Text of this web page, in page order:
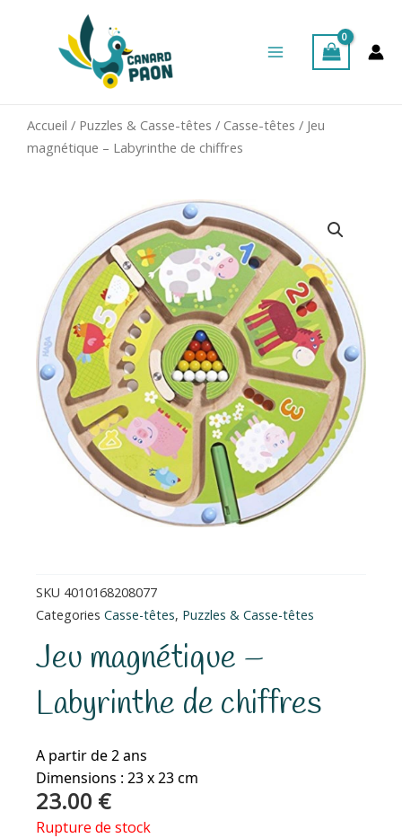
Menu
Accueil / Puzzles & Casse-têtes / Casse-têtes / Jeu
magnétique – Labyrinthe de chiffres
SKU 4010168208077
Categories Casse-têtes, Puzzles & Casse-têtes
Jeu magnétique –
Labyrinthe de chiffres
A partir de 2 ans
Dimensions : 23 x 23 cm
23.00 €
Rupture de stock